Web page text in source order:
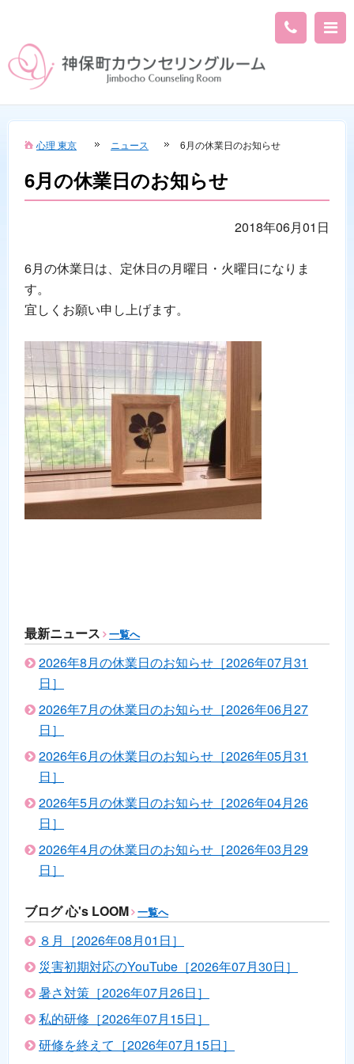
心理 東京 ニュース 6月の休業日のお知らせ
6月の休業日のお知らせ
2018年06月01日
6月の休業日は、定休日の月曜日・火曜日になりま
す。
宜しくお願い申し上げます。
最新ニュース 一覧へ
2026年8月の休業日のお知らせ［2026年07月31
日］
2026年7月の休業日のお知らせ［2026年06月27
日］
2026年6月の休業日のお知らせ［2026年05月31
日］
2026年5月の休業日のお知らせ［2026年04月26
日］
2026年4月の休業日のお知らせ［2026年03月29
日］
ブログ 心's LOOM 一覧へ
８月［2026年08月01日］
災害初期対応のYouTube［2026年07月30日］
暑さ対策［2026年07月26日］
私的研修［2026年07月15日］
研修を終えて［2026年07月15日］